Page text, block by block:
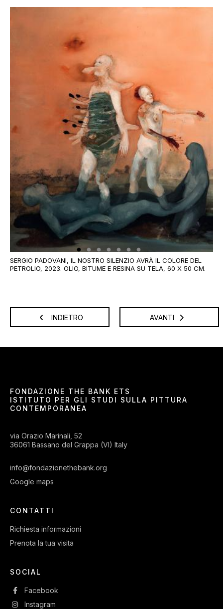
SERGIO PADOVANI, IL NOSTRO SILENZIO AVRÀ IL COLORE DEL
PETROLIO, 2023. OLIO, BITUME E RESINA SU TELA, 60 X 50 CM.
INDIETRO AVANTI
FONDAZIONE THE BANK ETS
ISTITUTO PER GLI STUDI SULLA PITTURA
CONTEMPORANEA
via Orazio Marinali, 52
36061 Bassano del Grappa (VI) Italy
info@fondazionethebank.org
Google maps
CONTATTI
Richiesta informazioni
Prenota la tua visita
SOCIAL
Facebook
Instagram